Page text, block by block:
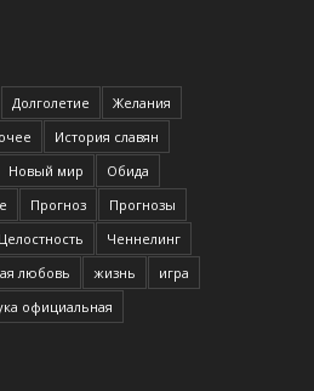
Долголетие
Желания
История славян
Новый мир
Обида
Прогноз
Прогнозы
Целостность
Ченнелинг
любовь жизнь
игра
официальная